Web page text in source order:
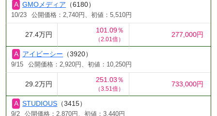
GMOメディア （6180）
10/23 公開価格：2,740円、初値：5,510円
27.4万円
101.09％
（2.01倍）
277,000円
アイビーシー （3920）
9/15 公開価格：2,920円、初値：10,250円
29.2万円
251.03％
（3.51倍）
733,000円
STUDIOUS （3415）
9/2 公開価格：2,870円、初値：3,440円